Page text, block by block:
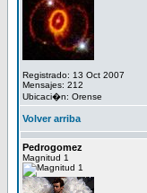
Registrado: 13 Oct 2007
Mensajes: 212
Ubicaci�n: Orense
Volver arriba
Pedrogomez
Magnitud 1